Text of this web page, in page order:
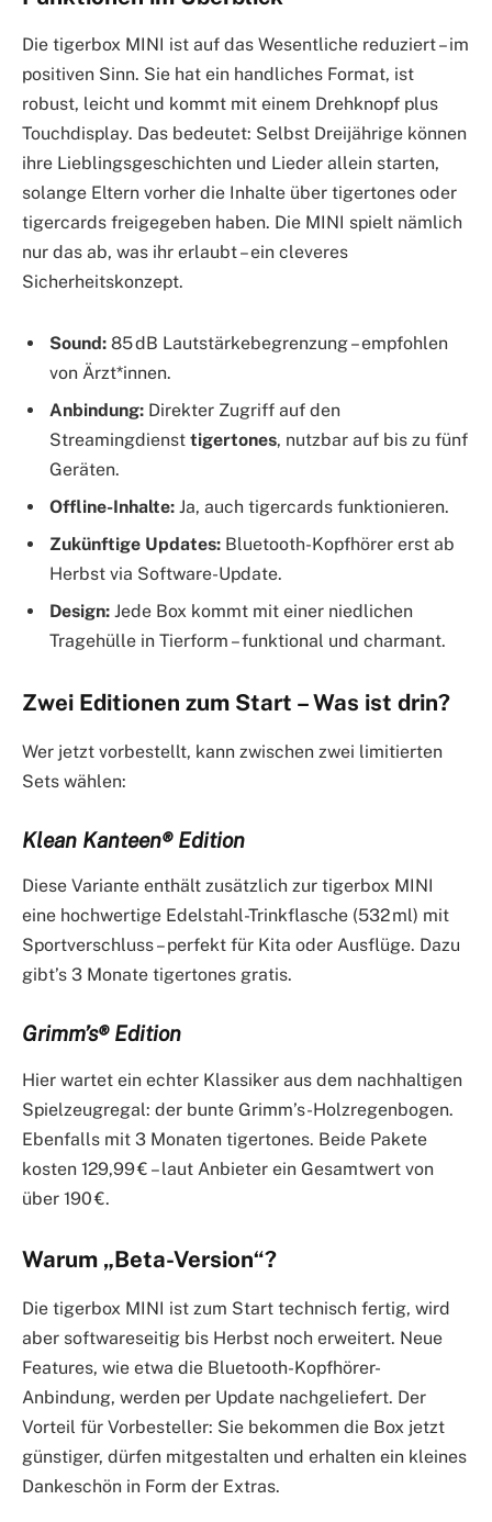
Die tigerbox MINI ist auf das Wesentliche reduziert – im
positiven Sinn. Sie hat ein handliches Format, ist
robust, leicht und kommt mit einem Drehknopf plus
Touchdisplay. Das bedeutet: Selbst Dreijährige können
ihre Lieblingsgeschichten und Lieder allein starten,
solange Eltern vorher die Inhalte über tigertones oder
tigercards freigegeben haben. Die MINI spielt nämlich
nur das ab, was ihr erlaubt – ein cleveres
Sicherheitskonzept.
Sound: 85 dB Lautstärkebegrenzung – empfohlen
von Ärzt*innen.
Anbindung: Direkter Zugriff auf den
Streamingdienst tigertones, nutzbar auf bis zu fünf
Geräten.
Offline-Inhalte: Ja, auch tigercards funktionieren.
Zukünftige Updates: Bluetooth-Kopfhörer erst ab
Herbst via Software-Update.
Design: Jede Box kommt mit einer niedlichen
Tragehülle in Tierform – funktional und charmant.
Zwei Editionen zum Start – Was ist drin?
Wer jetzt vorbestellt, kann zwischen zwei limitierten
Sets wählen:
Klean Kanteen® Edition
Diese Variante enthält zusätzlich zur tigerbox MINI
eine hochwertige Edelstahl-Trinkflasche (532 ml) mit
Sportverschluss – perfekt für Kita oder Ausflüge. Dazu
gibt’s 3 Monate tigertones gratis.
Grimm’s® Edition
Hier wartet ein echter Klassiker aus dem nachhaltigen
Spielzeugregal: der bunte Grimm’s-Holzregenbogen.
Ebenfalls mit 3 Monaten tigertones. Beide Pakete
kosten 129,99 € – laut Anbieter ein Gesamtwert von
über 190 €.
Warum „Beta-Version“?
Die tigerbox MINI ist zum Start technisch fertig, wird
aber softwareseitig bis Herbst noch erweitert. Neue
Features, wie etwa die Bluetooth-Kopfhörer-
Anbindung, werden per Update nachgeliefert. Der
Vorteil für Vorbesteller: Sie bekommen die Box jetzt
günstiger, dürfen mitgestalten und erhalten ein kleines
Dankeschön in Form der Extras.